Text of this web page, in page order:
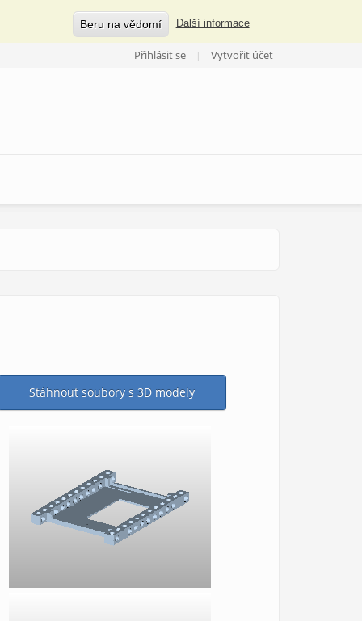
Beru na vědomí Další informace
Přihlásit se Vytvořit účet
Stáhnout soubory s 3D modely